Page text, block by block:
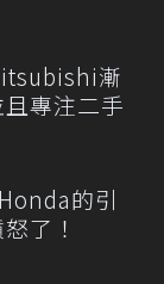
漸
專注二手
的引
了！